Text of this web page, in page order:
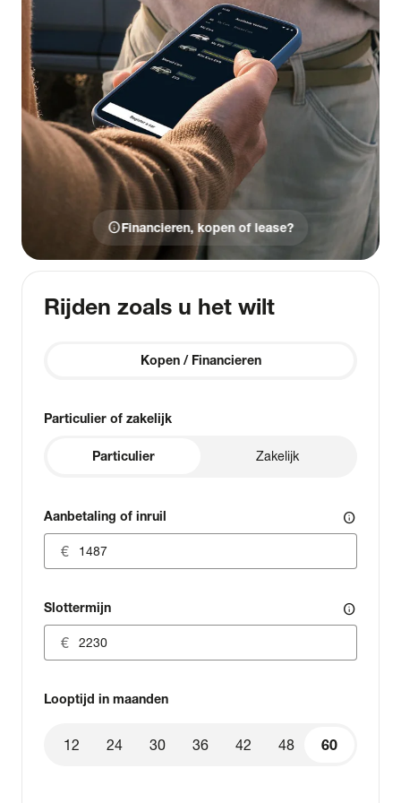
infoFinancieren, kopen of lease?
Rijden zoals u het wilt
Kopen / Financieren
Particulier of zakelijk
Particulier Zakelijk
Aanbetaling of inruil info
Slottermijn info
Looptijd in maanden
60
12 24 30 36 42 48 60